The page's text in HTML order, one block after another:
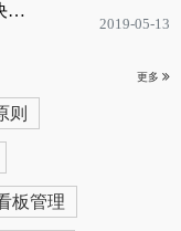
生产管理软件系统基于信息化的解决方案
2019-05-13
更多
则
板管理